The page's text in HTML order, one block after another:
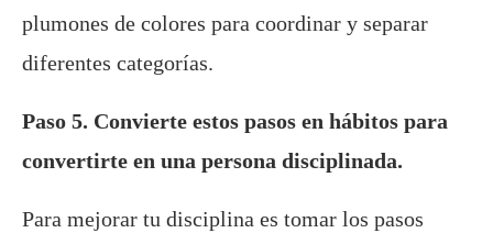
plumones de colores para coordinar y separar
diferentes categorías.
Paso 5. Convierte estos pasos en hábitos para
convertirte en una persona disciplinada.
Para mejorar tu disciplina es tomar los pasos